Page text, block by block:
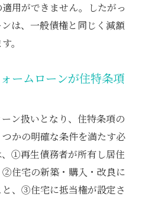
用ができません。したがっ
は、一般債権と同じく減額
。
ームローンが住特条項
ン扱いとなり、住特条項の
かの明確な条件を満たす必
①再生債務者が所有し居住
②住宅の新築・購入・改良に
、③住宅に抵当権が設定さ